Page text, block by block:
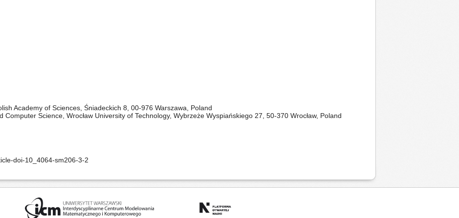
Academy of Sciences, Śniadeckich 8, 00-976 Warszawa, Poland
Computer Science, Wrocław University of Technology, Wybrzeże Wyspiańskiego 27, 50-370 Wrocław, Poland
doi-10_4064-sm206-3-2